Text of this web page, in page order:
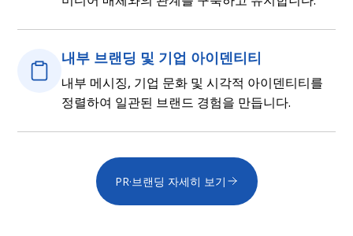
내부 브랜딩 및 기업 아이덴티티
내부 메시징, 기업 문화 및 시각적 아이덴티티를
정렬하여 일관된 브랜드 경험을 만듭니다.
PR·브랜딩 자세히 보기